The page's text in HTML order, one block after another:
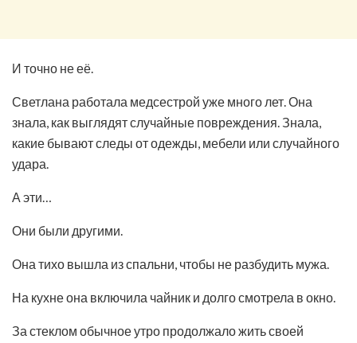
И точно не её.
Светлана работала медсестрой уже много лет. Она
знала, как выглядят случайные повреждения. Знала,
какие бывают следы от одежды, мебели или случайного
удара.
А эти…
Они были другими.
Она тихо вышла из спальни, чтобы не разбудить мужа.
На кухне она включила чайник и долго смотрела в окно.
За стеклом обычное утро продолжало жить своей